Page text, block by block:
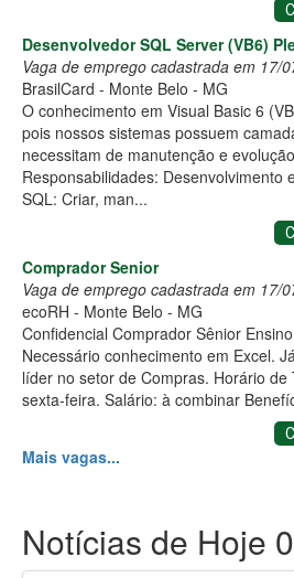
Desenvolvedor SQL Server (VB6)
Vaga de emprego cadastrada em 17/
BrasilCard - Monte Belo - MG
O conhecimento em Visual Basic 6
pois nossos sistemas possuem
necessitam de manutenção e
Responsabilidades: Desenvolvimento
SQL: Criar, man...
Comprador Senior
Vaga de emprego cadastrada em 17/
ecoRH - Monte Belo - MG
Confidencial Comprador Sênior
Necessário conhecimento em Excel.
líder no setor de Compras. Horário
sexta-feira. Salário: à combinar
Mais vagas...
Notícias de Hoje